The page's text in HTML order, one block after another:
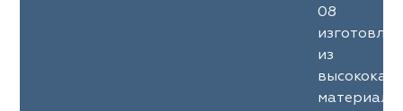
08
из